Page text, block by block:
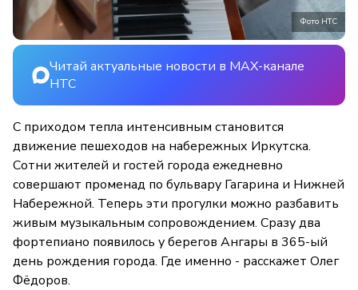
Фото НТС
Читай актуальные новости в MAX-канале
НТС
С приходом тепла интенсивным становится
движение пешеходов на набережных Иркутска.
Сотни жителей и гостей города ежедневно
совершают променад по бульвару Гагарина и Нижней
Набережной. Теперь эти прогулки можно разбавить
живым музыкальным сопровождением. Сразу два
фортепиано появилось у берегов Ангары в 365-ый
день рождения города. Где именно - расскажет Олег
Фёдоров.